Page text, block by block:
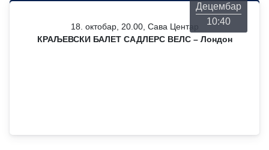
Децембар
10:40
18. октобар, 20.00, Сава Центар
КРАЉЕВСКИ БАЛЕТ САДЛЕРС ВЕЛС – Лондон